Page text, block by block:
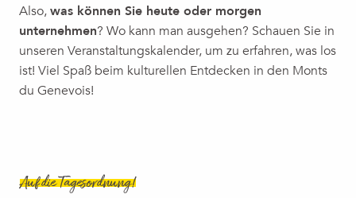
Also,was können Sie heute oder morgen
unternehmen? Wo kann man ausgehen? Schauen Sie in
unseren Veranstaltungskalender, um zu erfahren, was los
ist! Viel Spaß beim kulturellen Entdecken in den Monts
du Genevois!
Auf die Tagesordnung!